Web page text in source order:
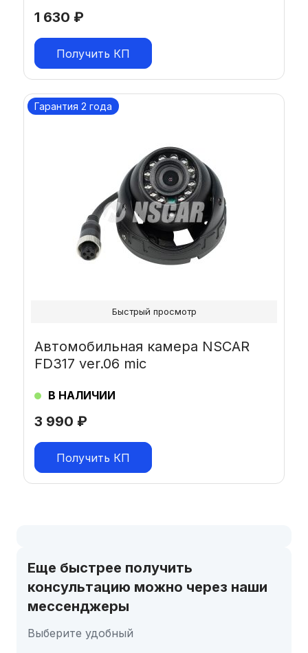
1 630 ₽
Получить КП
Гарантия 2 года
3 990 ₽
Автомобильная камера NSCAR
FD317 ver.06 mic
В НАЛИЧИИ
Получить КП
Быстрый просмотр
Еще быстрее получить
консультацию можно через наши
мессенджеры
Выберите удобный